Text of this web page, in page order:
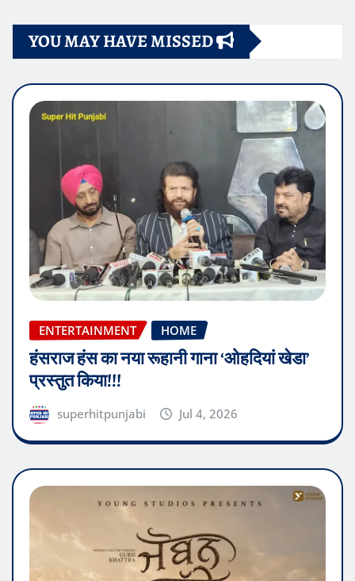
YOU MAY HAVE MISSED
ENTERTAINMENT HOME
हंसराज हंस का नया रूहानी गाना ‘ओहदियां खेडा’
प्रस्तुत किया!!!
superhitpunjabi Jul 4, 2026